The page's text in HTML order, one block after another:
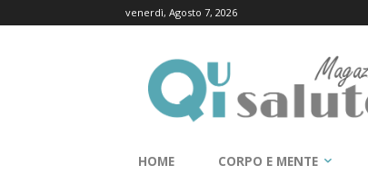
venerdì, Agosto 7, 2026
HOME CORPO E MENTE